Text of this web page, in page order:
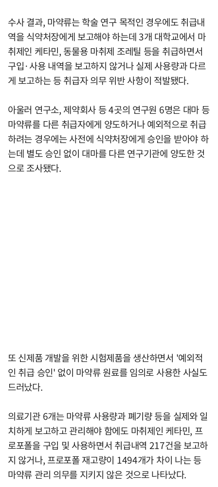
수사 결과, 마약류는 학술 연구 목적인 경우에도 취급내
역을 식약처장에게 보고해야 하는데 3개 대학교에서 마
취제인 케타민, 동물용 마취제 조레틸 등을 취급하면서
구입·사용 내역을 보고하지 않거나 실제 사용량과 다르
게 보고하는 등 취급자 의무 위반 사항이 적발됐다.
아울러 연구소, 제약회사 등 4곳의 연구원 6명은 대마 등
마약류를 다른 취급자에게 양도하거나 예외적으로 취급
하려는 경우에는 사전에 식약처장에게 승인을 받아야 하
는데 별도 승인 없이 대마를 다른 연구기관에 양도한 것
으로 조사됐다.
또 신제품 개발을 위한 시험제품을 생산하면서 '예외적
인 취급 승인' 없이 마약류 원료를 임의로 사용한 사실도
드러났다.
의료기관 6개는 마약류 사용량과 폐기량 등을 실제와 일
치하게 보고하고 관리해야 함에도 마취제인 케타민, 프
로포폴을 구입 및 사용하면서 취급내역 217건을 보고하
지 않거나, 프로포폴 재고량이 1494개가 차이 나는 등
마약류 관리 의무를 지키지 않은 것으로 나타났다.